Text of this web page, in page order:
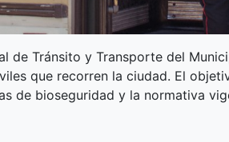
de Tránsito y Transporte del
que recorren la ciudad. El
de bioseguridad y la normativa